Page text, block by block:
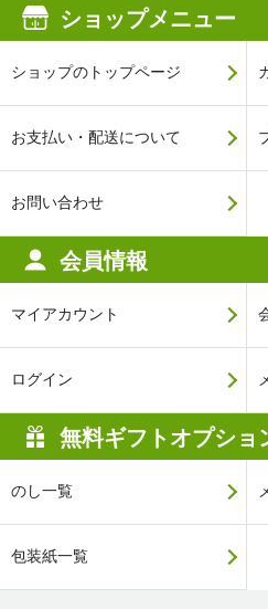
ショップメニュー
ショップのトップページ
お支払い・配送について
お問い合わせ
会員情報
マイアカウント
ログイン
無料ギフトオプショ
のし一覧
包装紙一覧